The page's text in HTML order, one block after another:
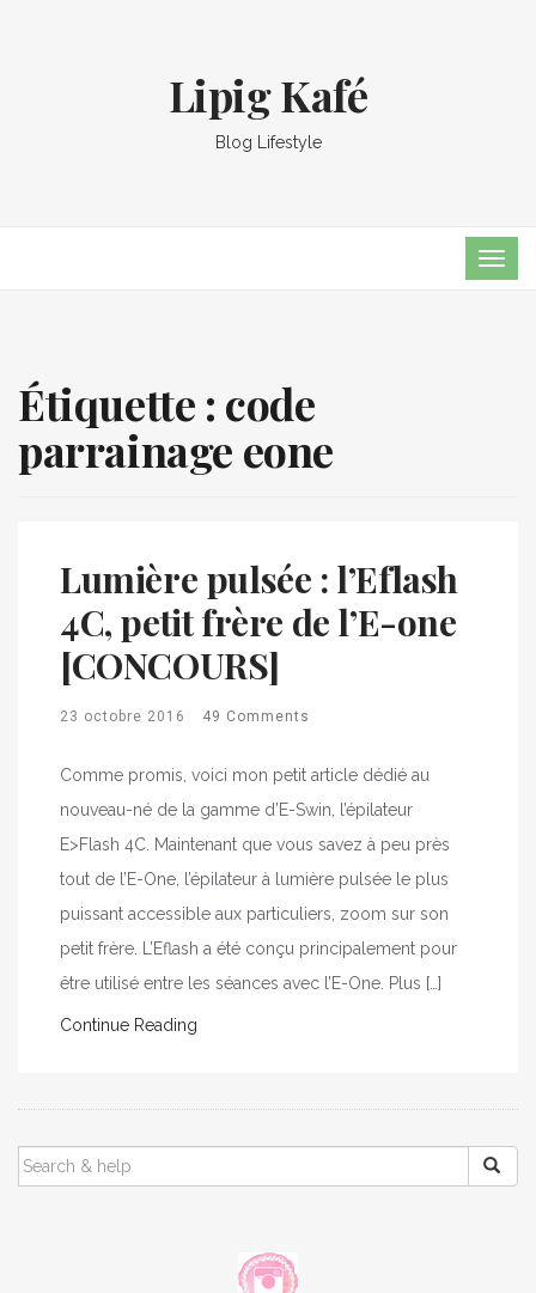
Lipig Kafé
Blog Lifestyle
Étiquette : code
parrainage eone
Lumière pulsée : l’Eflash
4C, petit frère de l’E-one
[CONCOURS]
23 octobre 2016 49 Comments
Comme promis, voici mon petit article dédié au
nouveau-né de la gamme d’E-Swin, l’épilateur
E>Flash 4C. Maintenant que vous savez à peu près
tout de l’E-One, l’épilateur à lumière pulsée le plus
puissant accessible aux particuliers, zoom sur son
petit frère. L’Eflash a été conçu principalement pour
être utilisé entre les séances avec l’E-One. Plus […]
Continue Reading
SEARCH
FOR: